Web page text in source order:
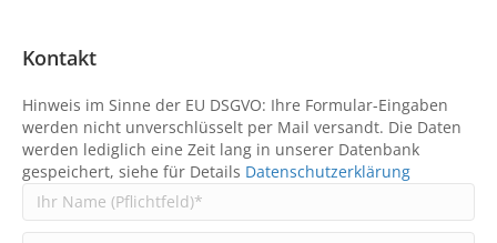
Kontakt
Hinweis im Sinne der EU DSGVO: Ihre Formular-Eingaben
werden nicht unverschlüsselt per Mail versandt. Die Daten
werden lediglich eine Zeit lang in unserer Datenbank
gespeichert, siehe für Details Datenschutzerklärung